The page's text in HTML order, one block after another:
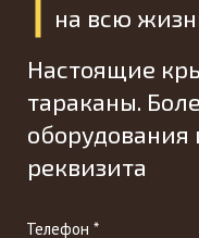
Телефон *
Настоящие
тараканы.
оборудования
реквизита
на всю